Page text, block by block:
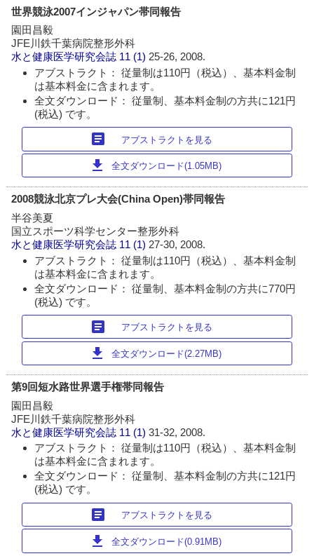
世界競泳2007インジャパン帯同報告
園田昌毅
JFE川鉄千葉病院整形外科
水と健康医学研究会誌 11 (1) 25-26, 2008.
アブストラクト： 従量制は110円（税込）、基本料金制
は基本料金に含まれます。
全文ダウンロード： 従量制、基本料金制の方共に121円
(税込) です。
article アブストラクトを見る
download 全文ダウンロード(1.05MB)
2008競泳北京プレ大会(China Open)帯同報告
半谷美夏
国立スポーツ科学センター整形外科
水と健康医学研究会誌 11 (1) 27-30, 2008.
アブストラクト： 従量制は110円（税込）、基本料金制
は基本料金に含まれます。
全文ダウンロード： 従量制、基本料金制の方共に770円
(税込) です。
article アブストラクトを見る
download 全文ダウンロード(2.27MB)
第9回短水路世界選手権帯同報告
園田昌毅
JFE川鉄千葉病院整形外科
水と健康医学研究会誌 11 (1)31-32, 2008.
アブストラクト： 従量制は110円（税込）、基本料金制
は基本料金に含まれます。
全文ダウンロード： 従量制、基本料金制の方共に121円
(税込) です。
article アブストラクトを見る
download 全文ダウンロード(0.91MB)